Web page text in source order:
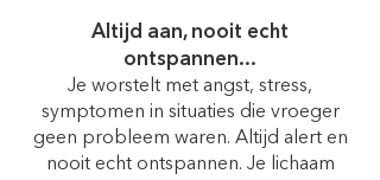
Altijd aan, nooit echt
ontspannen...
Je worstelt met angst, stress,
symptomen in situaties die vroeger
geen probleem waren. Altijd alert en
nooit echt ontspannen. Je lichaam